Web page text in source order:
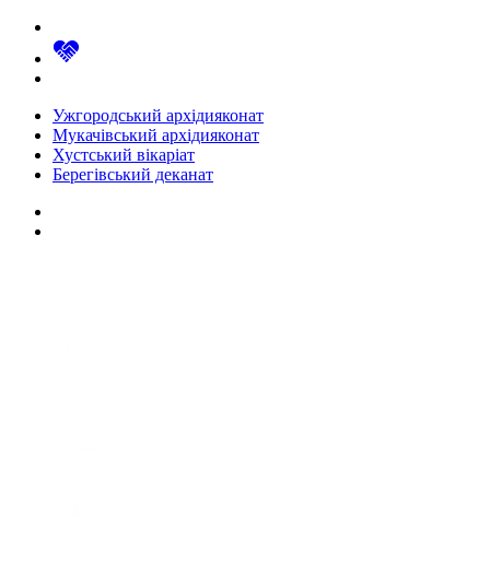
Ужгородський архідияконат
Мукачівський архідияконат
Хустський вікаріат
Берегівський деканат